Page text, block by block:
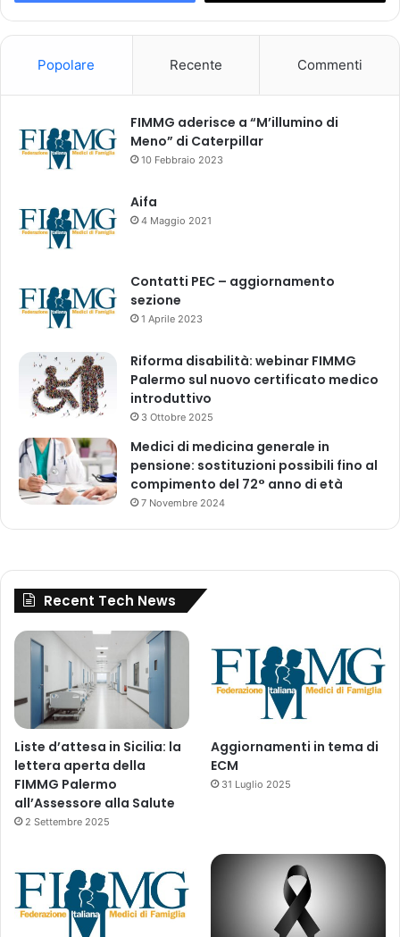
Popolare Recente Commenti
FIMMG aderisce a “M’illumino di
Meno” di Caterpillar
10 Febbraio 2023
Aifa
4 Maggio 2021
Contatti PEC – aggiornamento
sezione
1 Aprile 2023
Riforma disabilità: webinar FIMMG
Palermo sul nuovo certificato medico
introduttivo
3 Ottobre 2025
Medici di medicina generale in
pensione: sostituzioni possibili fino al
compimento del 72° anno di età
7 Novembre 2024
Recent Tech News
Liste d’attesa in Sicilia: la
lettera aperta della
FIMMG Palermo
all’Assessore alla Salute
2 Settembre 2025
Aggiornamenti in tema di
ECM
31 Luglio 2025